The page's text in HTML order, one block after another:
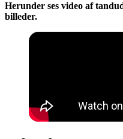
Herunder ses video af
billeder.